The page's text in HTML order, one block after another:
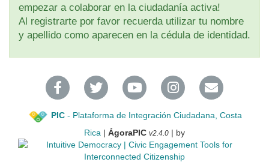
.
.
empezar a colaborar en la ciudadanía activa!
Al registrarte por favor recuerda utilizar tu nombre
y apellido como aparecen en la cédula de identidad.
PIC- Plataforma de Integración Ciudadana, Costa
Rica | ÁgoraPIC v2.4.0 | by